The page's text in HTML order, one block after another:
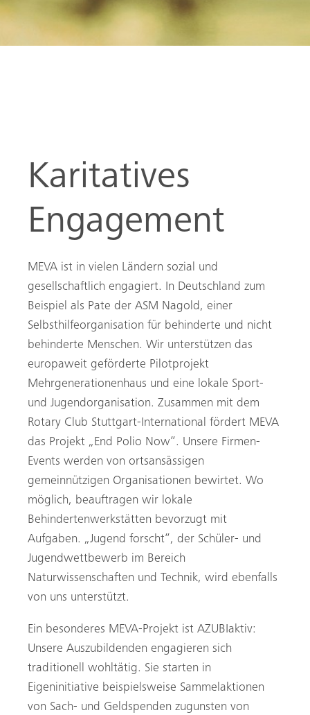
Karitatives
Engagement
MEVA ist in vielen Ländern sozial und
gesellschaftlich engagiert. In Deutschland zum
Beispiel als Pate der ASM Nagold, einer
Selbsthilfeorganisation für behinderte und nicht
behinderte Menschen. Wir unterstützen das
europaweit geförderte Pilotprojekt
Mehrgenerationenhaus und eine lokale Sport-
und Jugendorganisation. Zusammen mit dem
Rotary Club Stuttgart-International fördert MEVA
das Projekt „End Polio Now“. Unsere Firmen-
Events werden von ortsansässigen
gemeinnützigen Organisationen bewirtet. Wo
möglich, beauftragen wir lokale
Behindertenwerkstätten bevorzugt mit
Aufgaben. „Jugend forscht“, der Schüler- und
Jugendwettbewerb im Bereich
Naturwissenschaften und Technik, wird ebenfalls
von uns unterstützt.
Ein besonderes MEVA-Projekt ist AZUBIaktiv:
Unsere Auszubildenden engagieren sich
traditionell wohltätig. Sie starten in
Eigeninitiative beispielsweise Sammelaktionen
von Sach- und Geldspenden zugunsten von
Suche